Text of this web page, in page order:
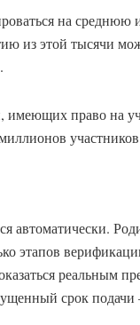
на среднюю
из этой тысячи
право на
автоматически.
этапов
реальным
срок